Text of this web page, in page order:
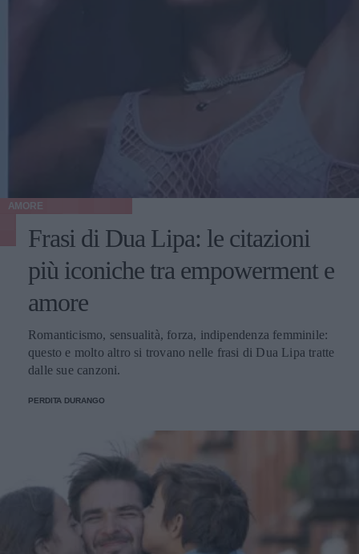
AMORE
Frasi di Dua Lipa: le citazioni
più iconiche tra empowerment e
amore
Romanticismo, sensualità, forza, indipendenza femminile:
questo e molto altro si trovano nelle frasi di Dua Lipa tratte
dalle sue canzoni.
PERDITA DURANGO